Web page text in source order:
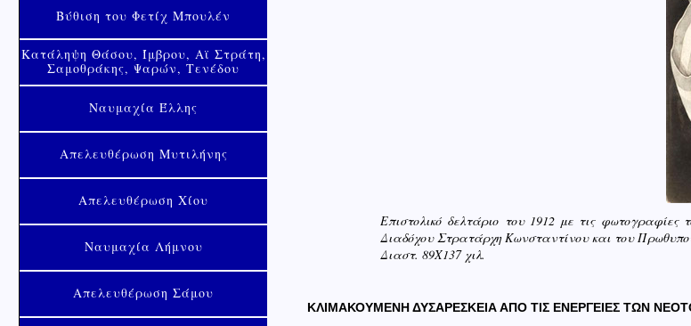
Βύθιση του Φετίχ Μπουλέν
Κατάληψη Θάσου, Ίμβρου, Αϊ Στράτη,
Σαμοθράκης, Ψαρών, Τενέδου
Ναυμαχία Έλλης
Απελευθέρωση Μυτιλήνης
Απελευθέρωση Χίου
Ναυμαχία Λήμνου
Απελευθέρωση Σάμου
Επιστολικό δελτάριο του 1912 με τις
Διαδόχου Στρατάρχη Κωνσταντίνου και του
Διαστ. 89Χ137 χιλ.
ΚΛΙΜΑΚΟΥΜΕΝΗ ΔΥΣΑΡΕΣΚΕΙΑ ΑΠΟ ΤΙΣ ΕΝΕΡΓΕΙΕΣ ΤΩΝ